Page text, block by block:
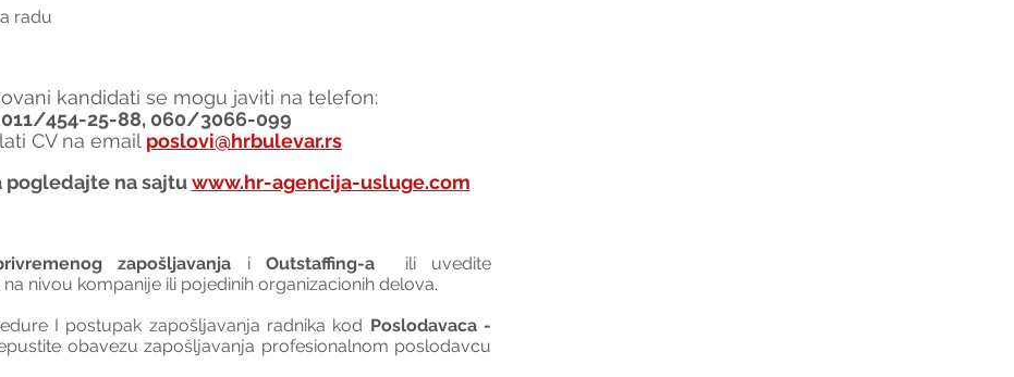
radu
kandidati se mogu javiti na telefon:
011/454-25-88, 060/3066-099
CV na email poslovi@hrbulevar.rs
pogledajte na sajtu www.hr-agencija-usluge.com
zapošljavanja i Outstaffing-a
na nivou kompanije ili pojedinih organizacionih delova.
I postupak zapošljavanja radnika kod Poslodavaca -
obavezu zapošljavanja profesionalnom poslodavcu